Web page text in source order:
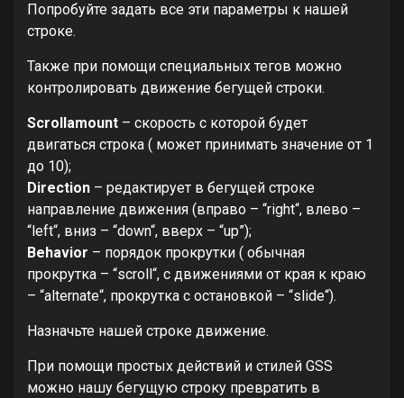
Попробуйте задать все эти параметры к нашей
строке.
Также при помощи специальных тегов можно
контролировать движение бегущей строки.
Scrollamount – скорость с которой будет
двигаться строка ( может принимать значение от 1
до 10);
Direction – редактирует в бегущей строке
направление движения (вправо – “right“, влево –
“left“, вниз – “down“, вверх – “up”);
Behavior – порядок прокрутки ( обычная
прокрутка – “scroll“, с движениями от края к краю
– “alternate“, прокрутка с остановкой – “slide“).
Назначьте нашей строке движение.
При помощи простых действий и стилей GSS
можно нашу бегущую строку превратить в